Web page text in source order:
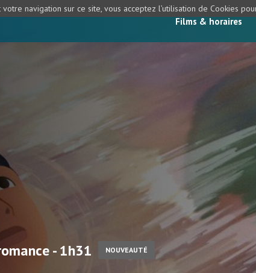
Films & horaires
- 1h31 NOUVEAUTÉ
votre navigation sur ce site, vous acceptez l’utilisation de Cookies